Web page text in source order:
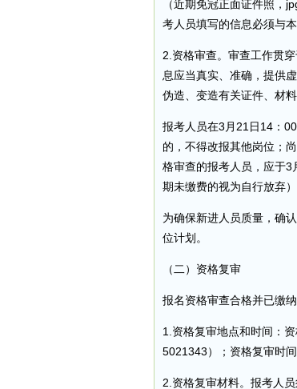
（近期免冠正面证件照，
考人员填写的信息必须与
2.资格审查。审查工作贯
息应当真实、准确，提供
伪造、变造有关证件、材
报考人员在3月21日14：
的，不得改报其他岗位；
格审查的报考人员，应于
期未缴费的视为自行放弃）
为确保新进人员质量，确
位计划。
（二）资格复审
报名资格审查合格并已缴
1.资格复审地点和时间：
5021343）；资格复审时
2.资格复审材料。报考人